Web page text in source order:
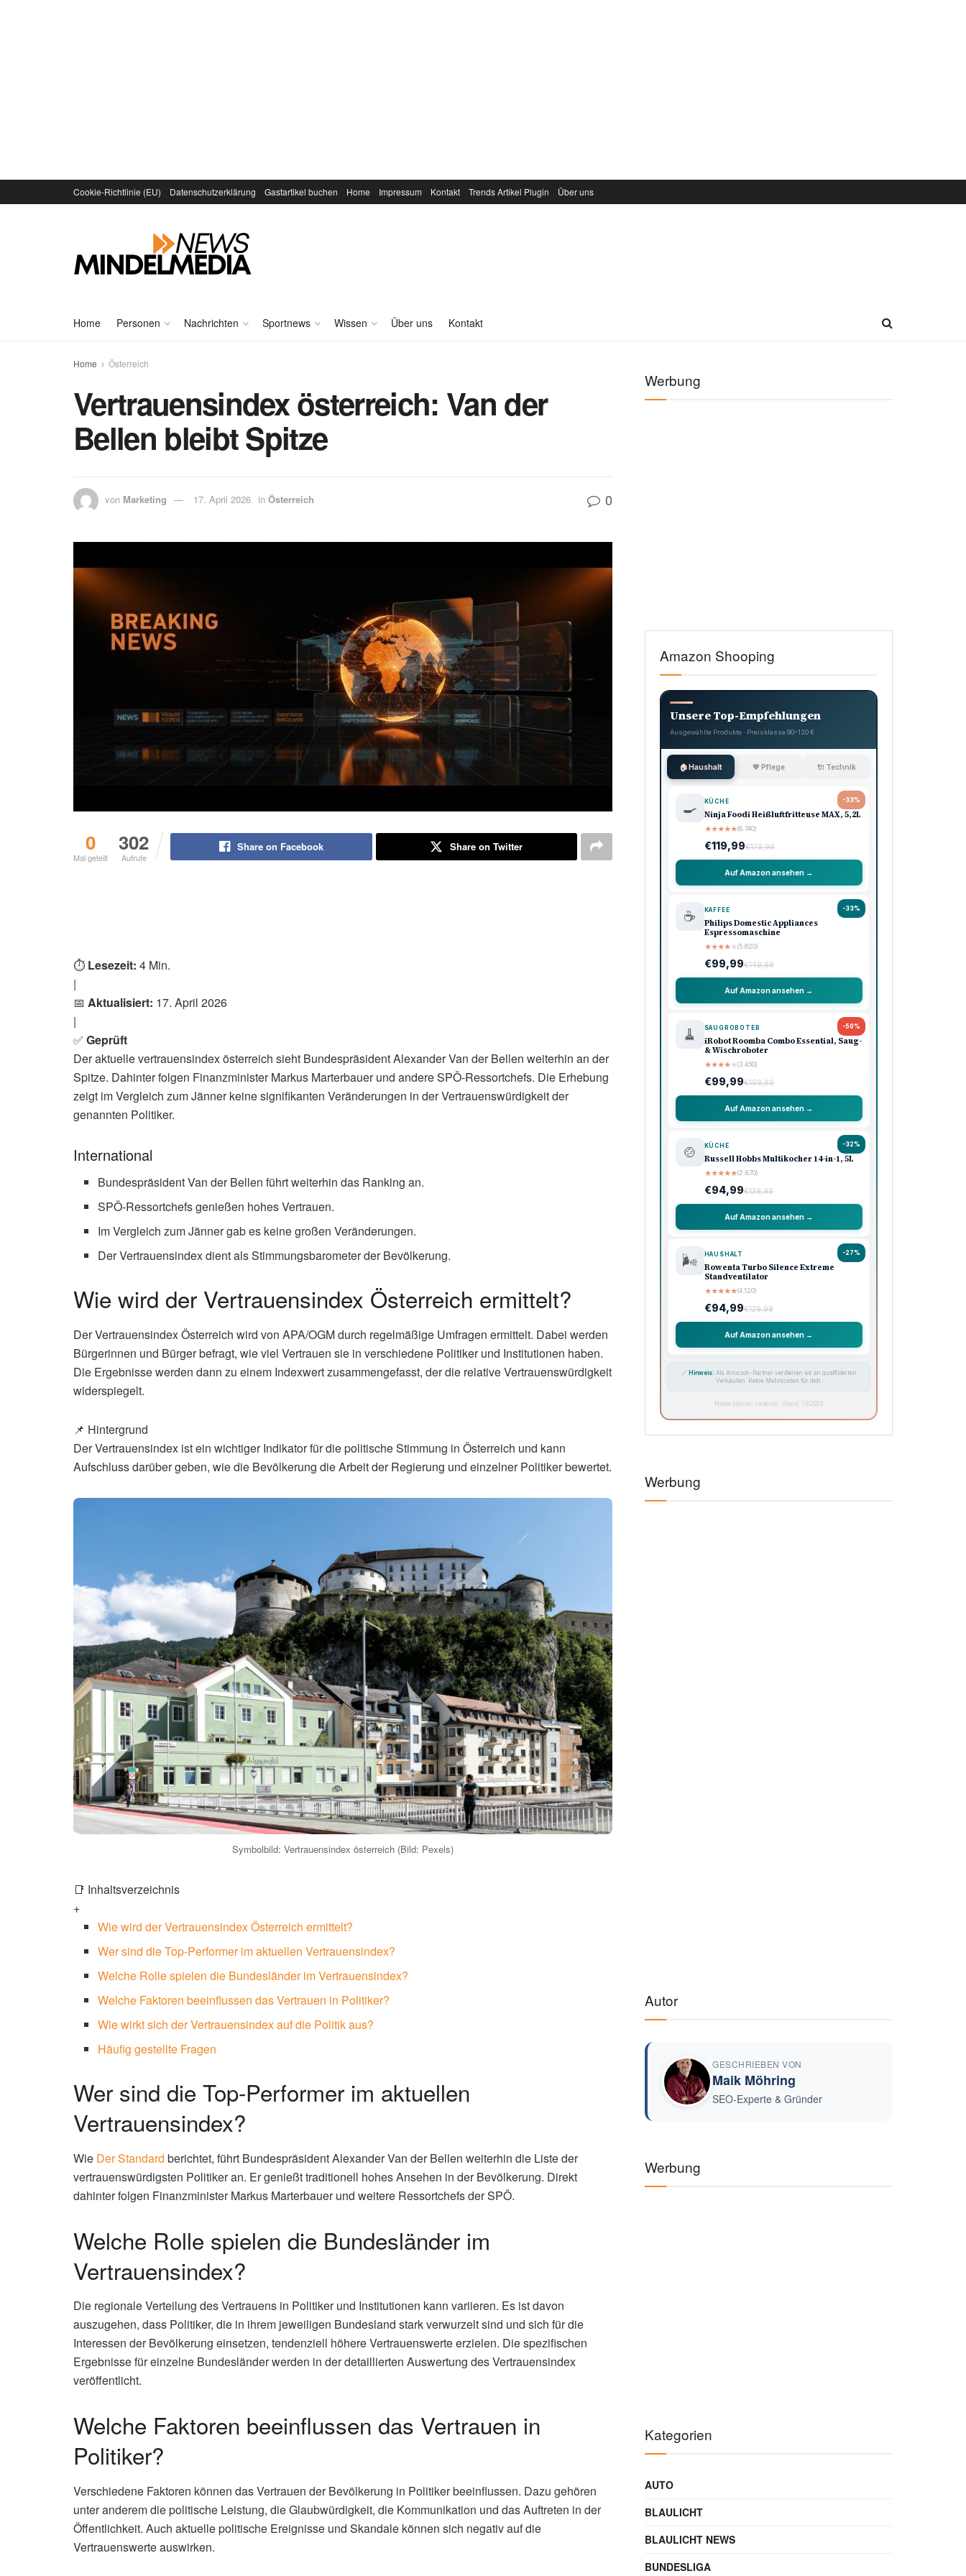
Cookie-Richtlinie (EU) Datenschutzerklärung Gastartikel buchen Home Impressum Kontakt Trends Artikel Plugin Über uns
Home Personen Nachrichten Sportnews Wissen Über uns Kontakt
Home Österreich
Vertrauensindex österreich: Van der
Bellen bleibt Spitze
von Marketing 17. April 2026 in Österreich 0
0
Mal geteilt
302
Aufrufe
Share on Facebook Share on Twitter
⏱️ Lesezeit: 4 Min.
|
📅 Aktualisiert: 17. April 2026
|
✅ Geprüft
Der aktuelle vertrauensindex österreich sieht Bundespräsident Alexander Van der Bellen weiterhin an der
Spitze. Dahinter folgen Finanzminister Markus Marterbauer und andere SPÖ-Ressortchefs. Die Erhebung
zeigt im Vergleich zum Jänner keine signifikanten Veränderungen in der Vertrauenswürdigkeit der
genannten Politiker.
International
Bundespräsident Van der Bellen führt weiterhin das Ranking an.
SPÖ-Ressortchefs genießen hohes Vertrauen.
Im Vergleich zum Jänner gab es keine großen Veränderungen.
Der Vertrauensindex dient als Stimmungsbarometer der Bevölkerung.
Wie wird der Vertrauensindex Österreich ermittelt?
Der Vertrauensindex Österreich wird von APA/OGM durch regelmäßige Umfragen ermittelt. Dabei werden
Bürgerinnen und Bürger befragt, wie viel Vertrauen sie in verschiedene Politiker und Institutionen haben.
Die Ergebnisse werden dann zu einem Indexwert zusammengefasst, der die relative Vertrauenswürdigkeit
widerspiegelt.
📌 Hintergrund
Der Vertrauensindex ist ein wichtiger Indikator für die politische Stimmung in Österreich und kann
Aufschluss darüber geben, wie die Bevölkerung die Arbeit der Regierung und einzelner Politiker bewertet.
Symbolbild: Vertrauensindex österreich (Bild: Pexels)
📑 Inhaltsverzeichnis
+
Wie wird der Vertrauensindex Österreich ermittelt?
Wer sind die Top-Performer im aktuellen Vertrauensindex?
Welche Rolle spielen die Bundesländer im Vertrauensindex?
Welche Faktoren beeinflussen das Vertrauen in Politiker?
Wie wirkt sich der Vertrauensindex auf die Politik aus?
Häufig gestellte Fragen
Wer sind die Top-Performer im aktuellen
Vertrauensindex?
Wie Der Standard berichtet, führt Bundespräsident Alexander Van der Bellen weiterhin die Liste der
vertrauenswürdigsten Politiker an. Er genießt traditionell hohes Ansehen in der Bevölkerung. Direkt
dahinter folgen Finanzminister Markus Marterbauer und weitere Ressortchefs der SPÖ.
Welche Rolle spielen die Bundesländer im
Vertrauensindex?
Die regionale Verteilung des Vertrauens in Politiker und Institutionen kann variieren. Es ist davon
auszugehen, dass Politiker, die in ihrem jeweiligen Bundesland stark verwurzelt sind und sich für die
Interessen der Bevölkerung einsetzen, tendenziell höhere Vertrauenswerte erzielen. Die spezifischen
Ergebnisse für einzelne Bundesländer werden in der detaillierten Auswertung des Vertrauensindex
veröffentlicht.
Welche Faktoren beeinflussen das Vertrauen in
Politiker?
Verschiedene Faktoren können das Vertrauen der Bevölkerung in Politiker beeinflussen. Dazu gehören
unter anderem die politische Leistung, die Glaubwürdigkeit, die Kommunikation und das Auftreten in der
Öffentlichkeit. Auch aktuelle politische Ereignisse und Skandale können sich negativ auf die
Vertrauenswerte auswirken.
Werbung
Amazon Shooping
Unsere Top-Empfehlungen
Ausgewählte Produkte · Preisklasse 90–120 €
🏠 Haushalt 💖 Pflege 🔌 Technik
-33%
🍳 KÜCHE
Ninja Foodi Heißluftfritteuse MAX, 5,2L
★★★★★(8.740)
€119,99€179,99
Auf Amazon ansehen →
-33%
☕ KAFFEE
Philips Domestic Appliances
Espressomaschine
★★★★★(5.620)
€99,99€149,99
Auf Amazon ansehen →
-50%
🧹 SAUGROBOTER
iRobot Roomba Combo Essential, Saug-
& Wischroboter
★★★★★(3.450)
€99,99€199,99
Auf Amazon ansehen →
-32%
🍲 KÜCHE
Russell Hobbs Multikocher 14-in-1, 5L
★★★★★(2.870)
€94,99€139,99
Auf Amazon ansehen →
-27%
🌬️ HAUSHALT
Rowenta Turbo Silence Extreme
Standventilator
★★★★★(4.120)
€94,99€129,99
Auf Amazon ansehen →
🔗 Hinweis: Als Amazon-Partner verdienen wir an qualifizierten
Verkäufen. Keine Mehrkosten für dich.
Preise können variieren · Stand: 7.8.2026
Werbung
Autor
GESCHRIEBEN VON
Maik Möhring
SEO-Experte & Gründer
Werbung
Kategorien
AUTO
BLAULICHT
BLAULICHT NEWS
BUNDESLIGA